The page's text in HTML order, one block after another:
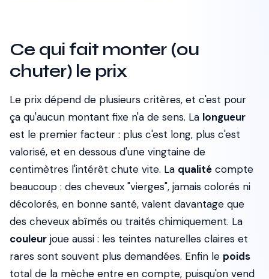
Ce qui fait monter (ou
chuter) le prix
Le prix dépend de plusieurs critères, et c'est pour
ça qu'aucun montant fixe n'a de sens. La longueur
est le premier facteur : plus c'est long, plus c'est
valorisé, et en dessous d'une vingtaine de
centimètres l'intérêt chute vite. La qualité compte
beaucoup : des cheveux "vierges", jamais colorés ni
décolorés, en bonne santé, valent davantage que
des cheveux abîmés ou traités chimiquement. La
couleur joue aussi : les teintes naturelles claires et
rares sont souvent plus demandées. Enfin le poids
total de la mèche entre en compte, puisqu'on vend